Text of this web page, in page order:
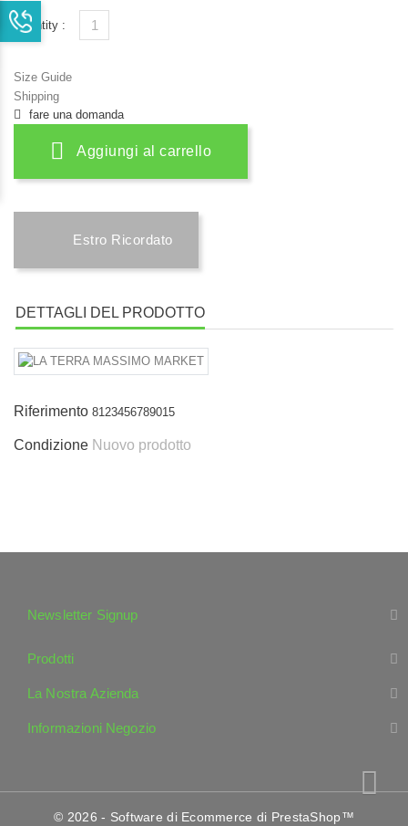
Quantity :
Size Guide
Shipping
fare una domanda
Aggiungi al carrello
Estro Ricordato
DETTAGLI DEL PRODOTTO
Riferimento 8123456789015
Condizione Nuovo prodotto
Newsletter Signup
Prodotti
La Nostra Azienda
Informazioni Negozio
© 2026 - Software di Ecommerce di PrestaShop™